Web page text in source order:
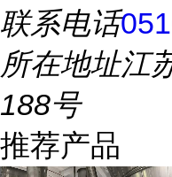
联系电话
所在地址江
188号
推荐产品